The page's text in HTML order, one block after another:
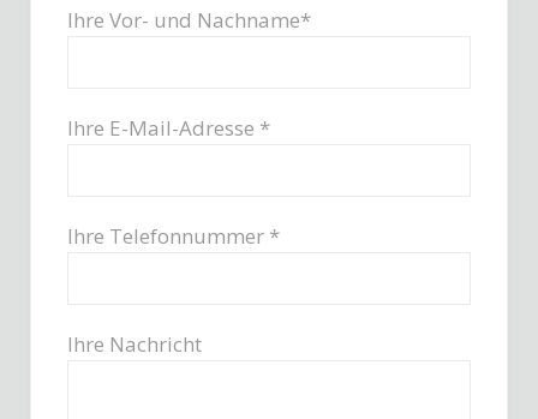
Ihre Vor- und Nachname*
Ihre E-Mail-Adresse *
Ihre Telefonnummer *
Ihre Nachricht